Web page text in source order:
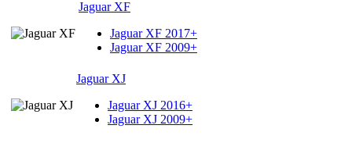
Jaguar XF
Jaguar XF 2017+
Jaguar XF 2009+
Jaguar XJ
Jaguar XJ 2016+
Jaguar XJ 2009+